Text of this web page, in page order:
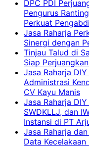
DPC PDI
Pengurus
Perkuat
Jasa Raharja
Sinergi dengan
Tinjau Talud di
Siap
Jasa Raharja
Administrasi
CV Kayu Manis
Jasa Raharja
SWDKLLJ, dan
Instansi di PT
Jasa Raharja
Data